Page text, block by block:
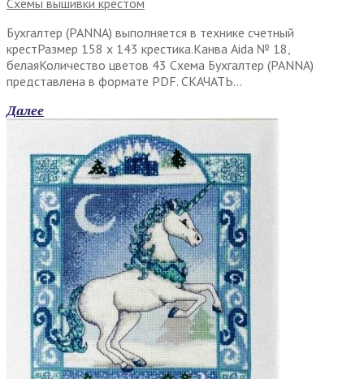
Схемы вышивки крестом
Бухгалтер (PANNA) выполняется в технике счетный
крестРазмер 158 х 143 крестика.Канва Aida № 18,
белаяКоличество цветов 43 Схема Бухгалтер (PANNA)
представлена в формате PDF. СКАЧАТЬ…
Далее